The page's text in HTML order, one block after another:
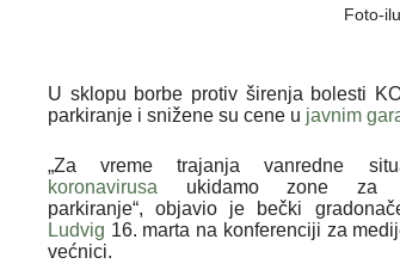
Foto-
U sklopu borbe protiv širenja bolesti
parkiranje i snižene su cene u javnim
„Za vreme trajanja vanredne
koronavirusa ukidamo zone za
parkiranje“, objavio je bečki
Ludvig 16. marta na konferenciji za
većnici.